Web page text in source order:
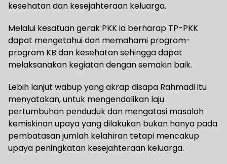
kesehatan dan kesejahteraan keluarga.
Melalui kesatuan gerak PKK ia berharap TP-PKK
dapat mengetahui dan memahami program-
program KB dan kesehatan sehingga dapat
melaksanakan kegiatan dengan semakin baik.
Lebih lanjut wabup yang akrap disapa Rahmadi itu
menyatakan, untuk mengendalikan laju
pertumbuhan penduduk dan mengatasi masalah
kemiskinan upaya yang dilakukan bukan hanya pada
pembatasan jumlah kelahiran tetapi mencakup
upaya peningkatan kesejahteraan keluarga.